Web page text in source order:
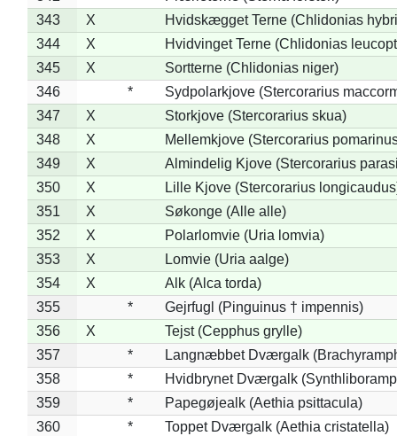
343
X
Hvidskægget Terne (Chlidonias
344
X
Hvidvinget Terne (Chlidonias
345
X
Sortterne (Chlidonias niger)
346
*
Sydpolarkjove (Stercorarius
347
X
Storkjove (Stercorarius skua)
348
X
Mellemkjove (Stercorarius
349
X
Almindelig Kjove (Stercorarius
350
X
Lille Kjove (Stercorarius
351
X
Søkonge (Alle alle)
352
X
Polarlomvie (Uria lomvia)
353
X
Lomvie (Uria aalge)
354
X
Alk (Alca torda)
355
*
Gejrfugl (Pinguinus † impennis)
356
X
Tejst (Cepphus grylle)
357
*
Langnæbbet Dværgalk
358
*
Hvidbrynet Dværgalk
359
*
Papegøjealk (Aethia psittacula)
360
* Toppet Dværgalk (Aethia cristatella)